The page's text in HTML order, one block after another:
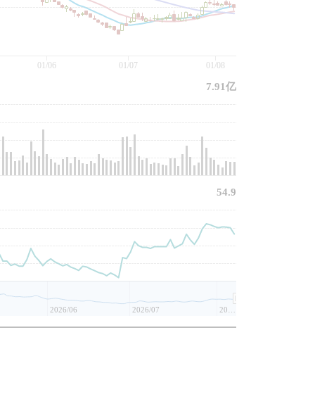
01/06 01/07 01/08
2026/06 2026/07
7.91亿
54.9